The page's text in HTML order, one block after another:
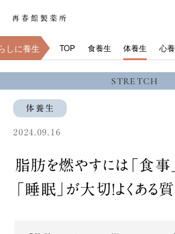
しに養生 TOP 食養生 体養生 心
STRETCH
体養生
2024.09.16
脂肪を燃やすには「食事
「睡眠」が大切！よくある